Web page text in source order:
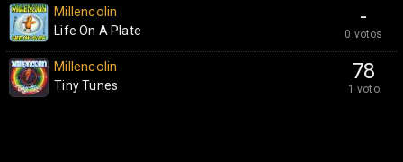
-
0 votos
Millencolin
Life On A Plate
78
1 voto
Millencolin
Tiny Tunes